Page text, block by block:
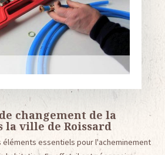
changement de la
ville de Roissard
essentiels pour l'acheminement